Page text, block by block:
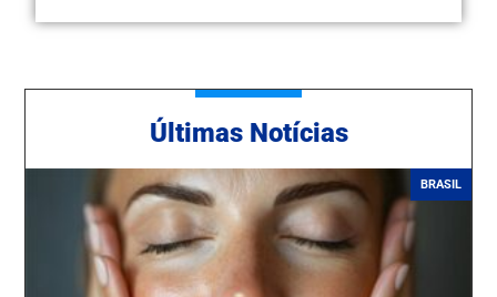
Ú ltimas Notícias
BRASIL